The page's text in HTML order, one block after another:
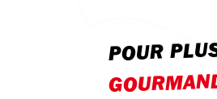
POUR